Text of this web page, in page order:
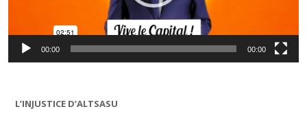
00:00 00:00
L’INJUSTICE D’ALTSASU